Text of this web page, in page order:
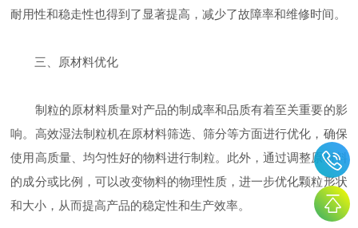
耐用性和稳走性也得到了显著提高，减少了故障率和维修时间。
三、原材料优化
制粒的原材料质量对产品的制成率和品质有着至关重要的影
响。高效湿法制粒机在原材料筛选、筛分等方面进行优化，确保
使用高质量、均匀性好的物料进行制粒。此外，通过调整原材料
的成分或比例，可以改变物料的物理性质，进一步优化颗粒形状
和大小，从而提高产品的稳定性和生产效率。